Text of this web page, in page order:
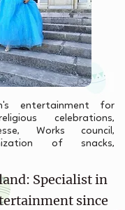
entertainment for
celebrations,
Works council,
of snacks,
Specialist in
since